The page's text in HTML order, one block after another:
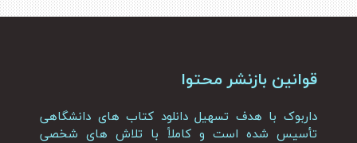
قوانین بازنشر محتوا
داربوک با هدف تسهیل دانلود کتاب های دانشگاهی
تأسیس شده است و کاملاً با تلاش های شخصی